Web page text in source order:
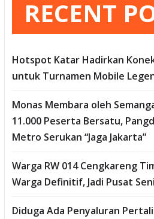
RECENT
Hotspot Katar Hadirkan
untuk Turnamen Mobile
Monas Membara oleh
11.000 Peserta Bersatu,
Metro Serukan “Jaga Jakarta”
Warga RW 014 Cengkareng
Warga Definitif, Jadi Pusat
Diduga Ada Penyaluran